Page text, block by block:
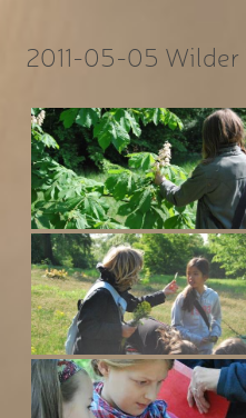
2011-05-05 Wilder